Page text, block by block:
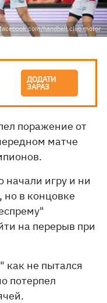
handball.club.motor
ДОДАТИ
ЗАРАЗ
поражение от
матче
игру и ни
но в концовке
на перерыв при
как не пытался
потерпел